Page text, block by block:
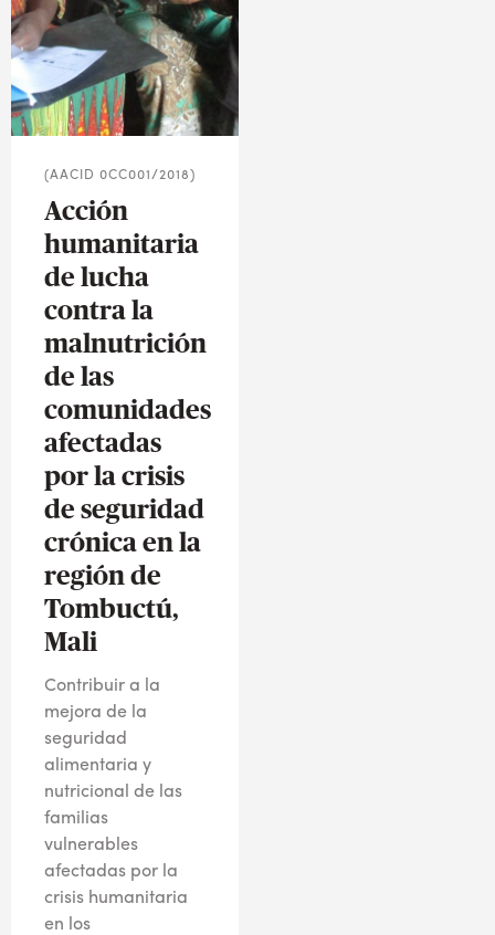
(AACID 0CC001/2018)
Acción
humanitaria
de lucha
contra la
malnutrición
de las
comunidades
afectadas
por la crisis
de seguridad
crónica en la
región de
Tombuctú,
Mali
Contribuir a la
mejora de la
seguridad
alimentaria y
nutricional de las
familias
vulnerables
afectadas por la
crisis humanitaria
en los